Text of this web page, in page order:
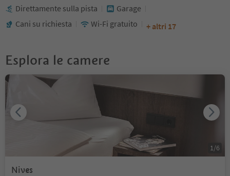
Direttamente sulla pista
Garage
Cani su richiesta
Wi-Fi gratuito + altri 17
Esplora le camere
Nives
1/6